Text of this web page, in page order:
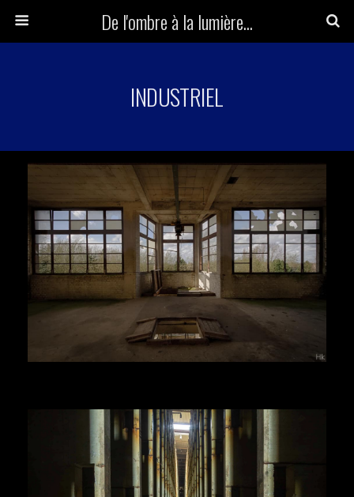
De l'ombre à la lumière...
INDUSTRIEL
Herr Kolonel
Voir la suite